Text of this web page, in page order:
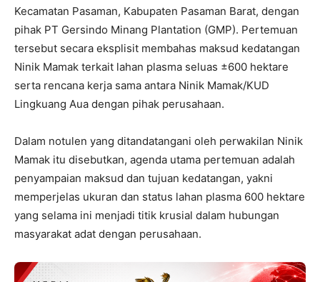
Kecamatan Pasaman, Kabupaten Pasaman Barat, dengan
pihak PT Gersindo Minang Plantation (GMP). Pertemuan
tersebut secara eksplisit membahas maksud kedatangan
Ninik Mamak terkait lahan plasma seluas ±600 hektare
serta rencana kerja sama antara Ninik Mamak/KUD
Lingkuang Aua dengan pihak perusahaan.
Dalam notulen yang ditandatangani oleh perwakilan Ninik
Mamak itu disebutkan, agenda utama pertemuan adalah
penyampaian maksud dan tujuan kedatangan, yakni
memperjelas ukuran dan status lahan plasma 600 hektare
yang selama ini menjadi titik krusial dalam hubungan
masyarakat adat dengan perusahaan.